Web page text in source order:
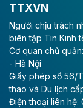
Theo
TP HCM
dụng gần
dưỡng
UBND TP
Bà Rịa -
TTXVN
Người chịu trách
biên tập Tin Kinh
Cơ quan chủ
- Hà Nội
Giấy phép số 56/
thao và Du lịch
Điện thoại liên hệ: